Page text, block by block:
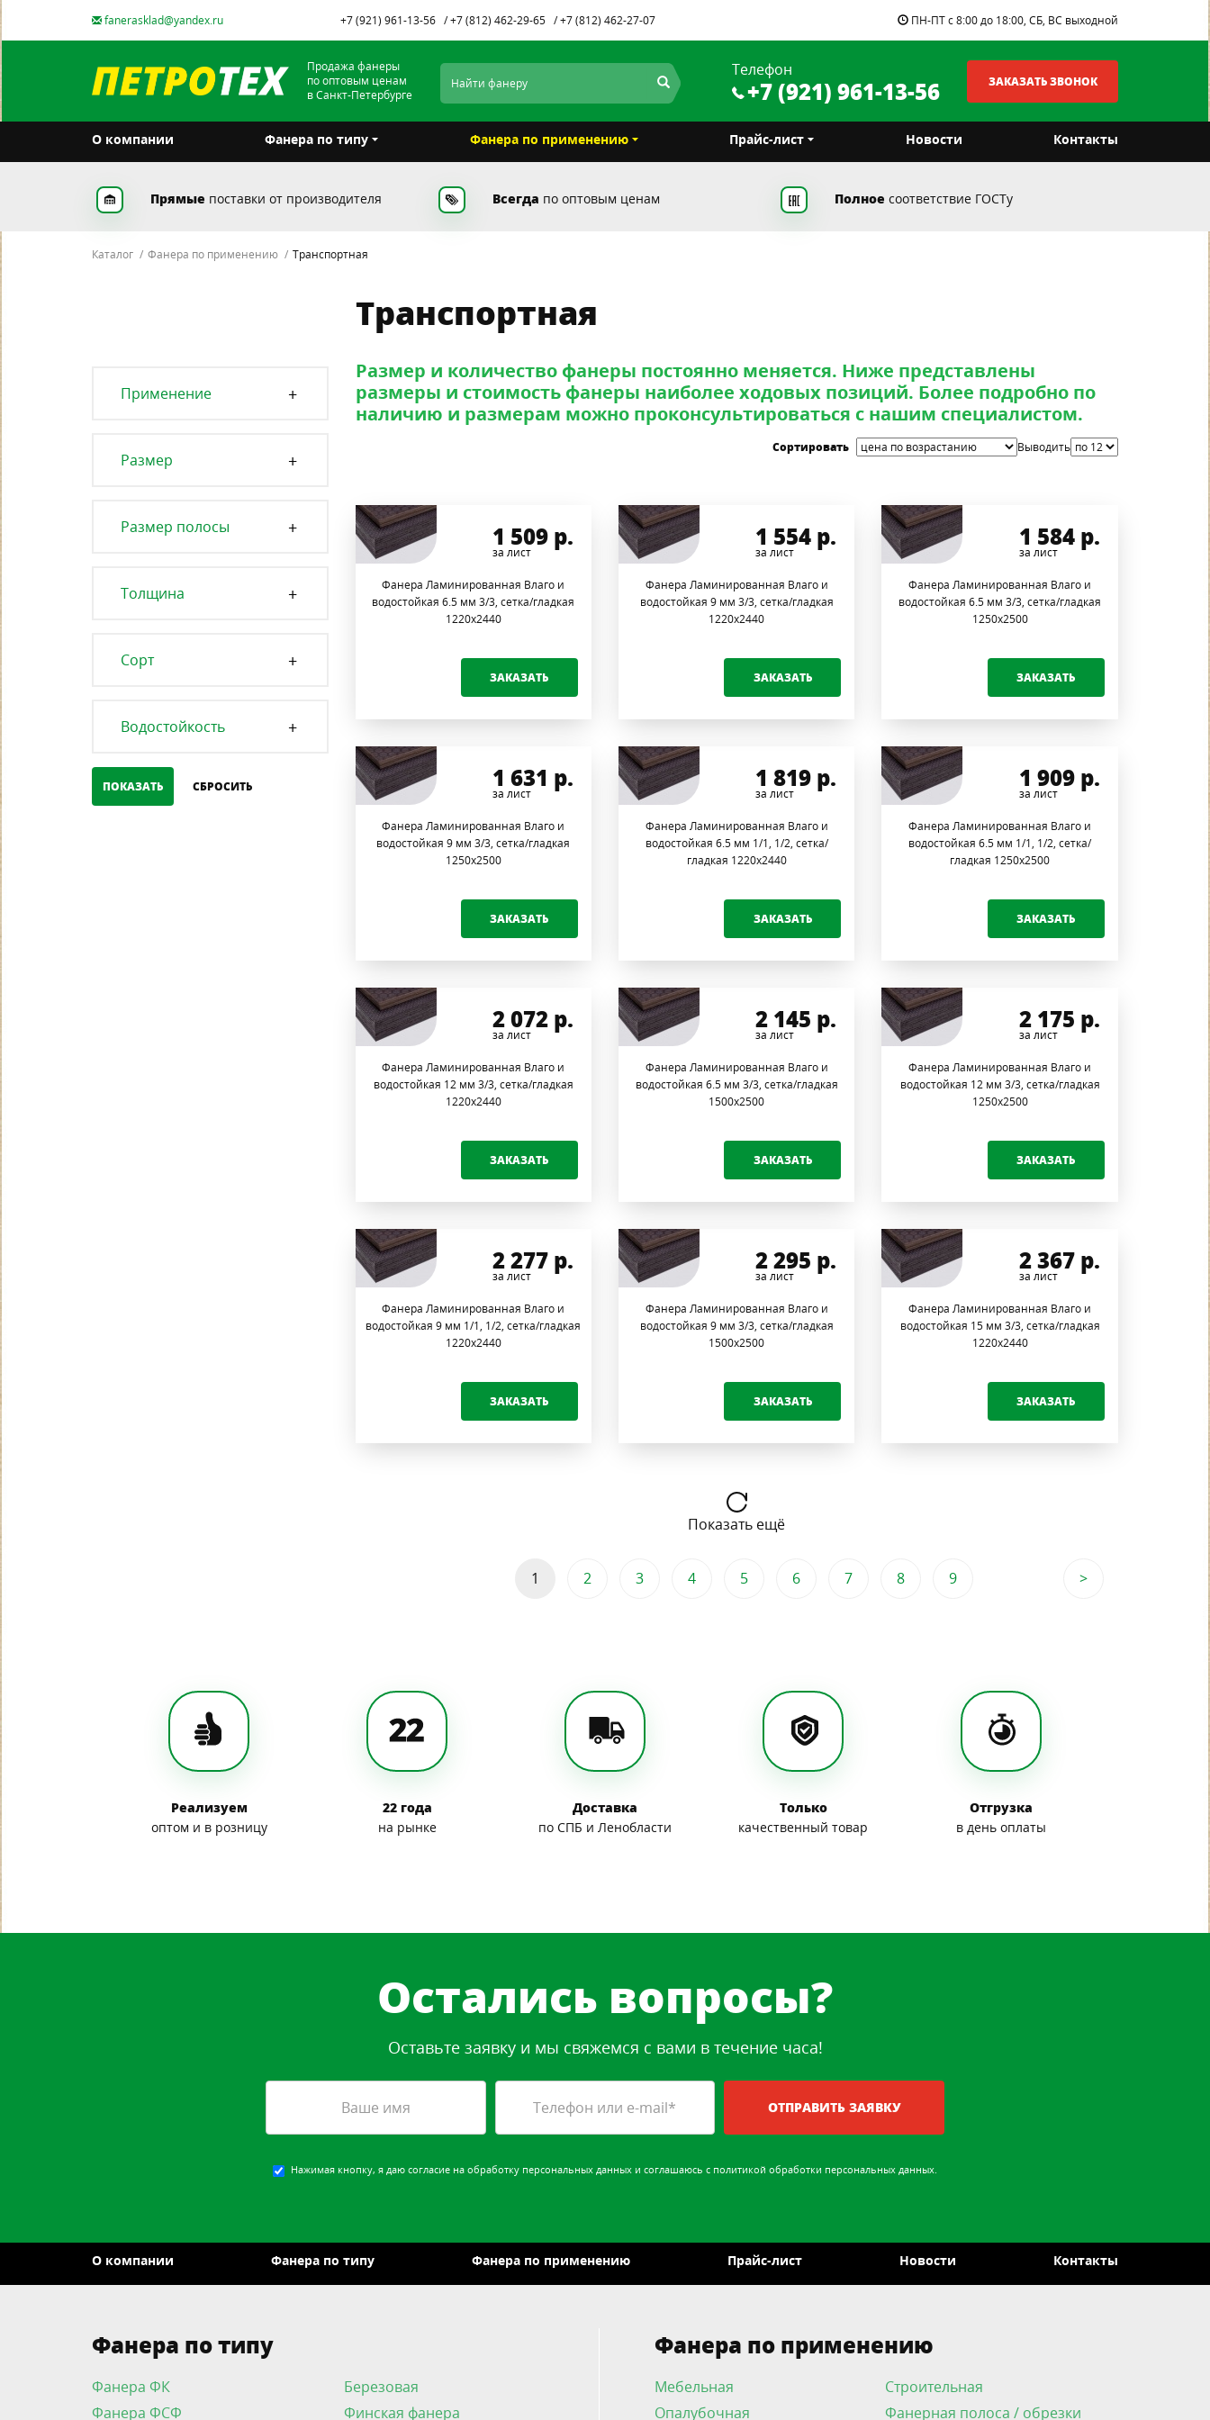
fanerasklad@yandex.ru +7 (921) 961-13-56 +7 (812) 462-29-65 +7 (812) 462-27-07 ПН-ПТ с 8:00 до 18:00, СБ, ВС выходной
Продажа фанеры
по оптовым ценам
в Санкт-Петербурге
Телефон
+7 (921) 961-13-56 ЗАКАЗАТЬ ЗВОНОК
О компании Фанера по типу Фанера по применению Прайс-лист Новости Контакты
Прямые поставки от производителя Всегда по оптовым ценам Полное соответствие ГОСТу
Каталог Фанера по применению Транспортная
Транспортная
Размер и количество фанеры постоянно меняется. Ниже представлены
размеры и стоимость фанеры наиболее ходовых позиций. Более подробно по
наличию и размерам можно проконсультироваться с нашим специалистом.
Сортировать Выводить
1 509 р.
за лист
Фанера Ламинированная Влаго и
водостойкая 6.5 мм 3/3, сетка/гладкая
1220х2440
ЗАКАЗАТЬ
1 554 р.
за лист
Фанера Ламинированная Влаго и
водостойкая 9 мм 3/3, сетка/гладкая
1220х2440
ЗАКАЗАТЬ
1 584 р.
за лист
Фанера Ламинированная Влаго и
водостойкая 6.5 мм 3/3, сетка/гладкая
1250х2500
ЗАКАЗАТЬ
1 631 р.
за лист
Фанера Ламинированная Влаго и
водостойкая 9 мм 3/3, сетка/гладкая
1250х2500
ЗАКАЗАТЬ
1 819 р.
за лист
Фанера Ламинированная Влаго и
водостойкая 6.5 мм 1/1, 1/2, сетка/
гладкая 1220х2440
ЗАКАЗАТЬ
1 909 р.
за лист
Фанера Ламинированная Влаго и
водостойкая 6.5 мм 1/1, 1/2, сетка/
гладкая 1250х2500
ЗАКАЗАТЬ
2 072 р.
за лист
Фанера Ламинированная Влаго и
водостойкая 12 мм 3/3, сетка/гладкая
1220х2440
ЗАКАЗАТЬ
2 145 р.
за лист
Фанера Ламинированная Влаго и
водостойкая 6.5 мм 3/3, сетка/гладкая
1500х2500
ЗАКАЗАТЬ
2 175 р.
за лист
Фанера Ламинированная Влаго и
водостойкая 12 мм 3/3, сетка/гладкая
1250х2500
ЗАКАЗАТЬ
2 277 р.
за лист
Фанера Ламинированная Влаго и
водостойкая 9 мм 1/1, 1/2, сетка/гладкая
1220х2440
ЗАКАЗАТЬ
2 295 р.
за лист
Фанера Ламинированная Влаго и
водостойкая 9 мм 3/3, сетка/гладкая
1500х2500
ЗАКАЗАТЬ
2 367 р.
за лист
Фанера Ламинированная Влаго и
водостойкая 15 мм 3/3, сетка/гладкая
1220х2440
ЗАКАЗАТЬ
Показать ещё
1 2 3 4 5 6 7 8 9 >
Применение
Размер
Размер полосы
Толщина
Сорт
Водостойкость
СБРОСИТЬ
Реализуем
оптом и в розницу
22 года
на рынке
Доставка
по СПБ и Ленобласти
Только
качественный товар
Отгрузка
в день оплаты
Остались вопросы?
Оставьте заявку и мы свяжемся с вами в течение часа!
ОТПРАВИТЬ ЗАЯВКУ
Нажимая кнопку, я даю согласие на обработку персональных данныхи соглашаюсь с политикой обработки персональных данных.
О компании Фанера по типу Фанера по применению Прайс-лист Новости Контакты
Фанера по типу
Фанера ФК
Фанера ФСФ
Березовая
Финская фанера
Фанера по применению
Мебельная
Опалубочная
Строительная
Фанерная полоса / обрезки